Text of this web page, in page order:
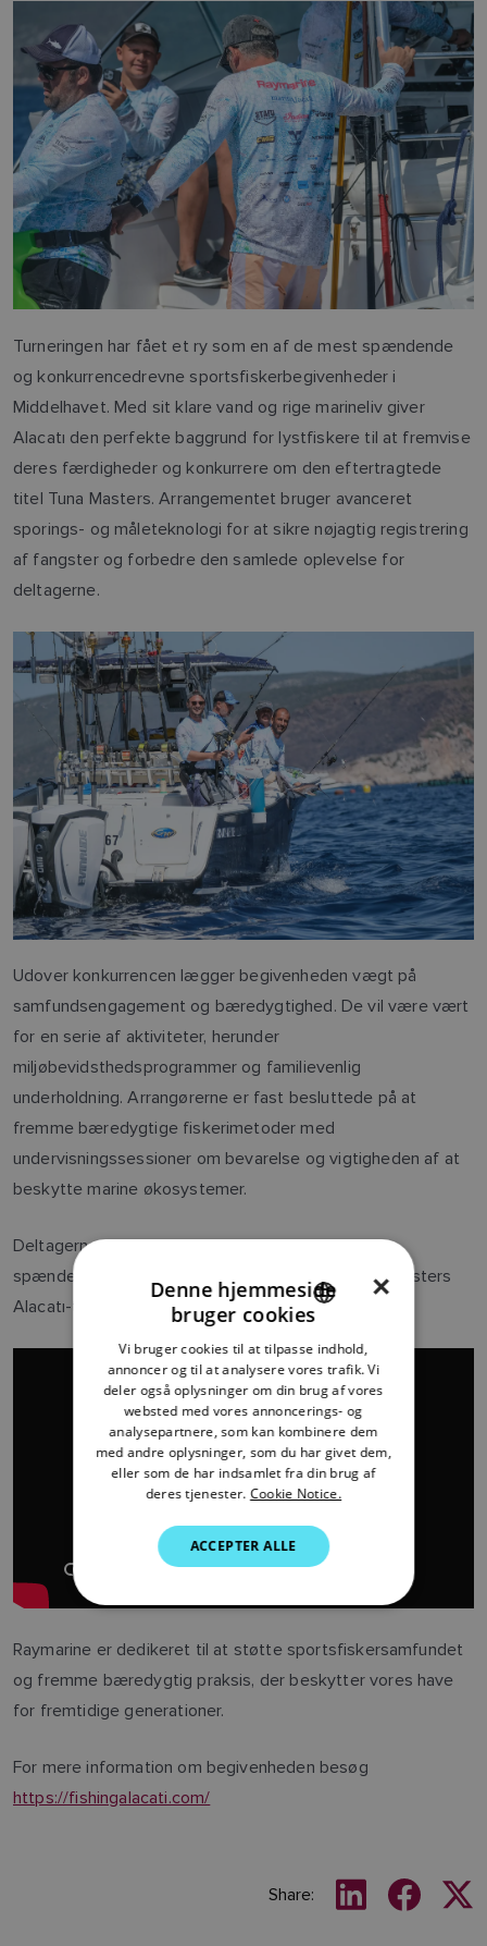
Turneringen har fået et ry som en af ​​de mest spændende
og konkurrencedrevne sportsfiskerbegivenheder i
Middelhavet. Med sit klare vand og rige marineliv giver
Alacatı den perfekte baggrund for lystfiskere til at fremvise
deres færdigheder og konkurrere om den eftertragtede
titel Tuna Masters. Arrangementet bruger avanceret
sporings- og måleteknologi for at sikre nøjagtig registrering
af fangster og forbedre den samlede oplevelse for
deltagerne.
Udover konkurrencen lægger begivenheden vægt på
samfundsengagement og bæredygtighed. De vil være vært
for en serie af aktiviteter, herunder
miljøbevidsthedsprogrammer og familievenlig
underholdning. Arrangørerne er fast besluttede på at
fremme bæredygtige fiskerimetoder med
undervisningssessioner om bevarelse og vigtigheden af ​​at
beskytte marine økosystemer.
Deltagerne vil have chancen for at vinde en række
spændende præmier og det prestigefyldte Tuna Masters
Alacatı-trofæ.
Raymarine er dedikeret til at støtte sportsfiskersamfundet
og fremme bæredygtig praksis, der beskytter vores have
for fremtidige generationer.
For mere information om begivenheden besøg
https://fishingalacati.com/
Share:
ENGLISH
FRENCH
DANISH
ITALIAN
SWEDISH
DUTCH
FINNISH
×
Denne hjemmeside
bruger cookies
Vi bruger cookies til at tilpasse indhold,
annoncer og til at analysere vores trafik. Vi
deler også oplysninger om din brug af vores
websted med vores annoncerings- og
analysepartnere, som kan kombinere dem
med andre oplysninger, som du har givet dem,
eller som de har indsamlet fra din brug af
deres tjenester. Cookie Notice.
ACCEPTER ALLE